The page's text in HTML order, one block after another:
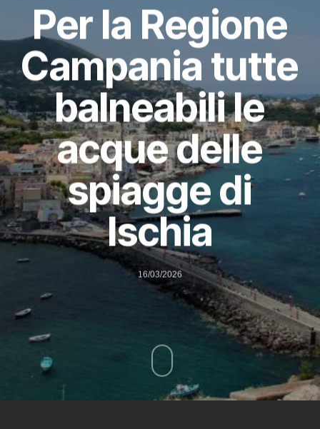
Per la Regione
Campania tutte
balneabili le
acque delle
spiagge di
Ischia
16/03/2026